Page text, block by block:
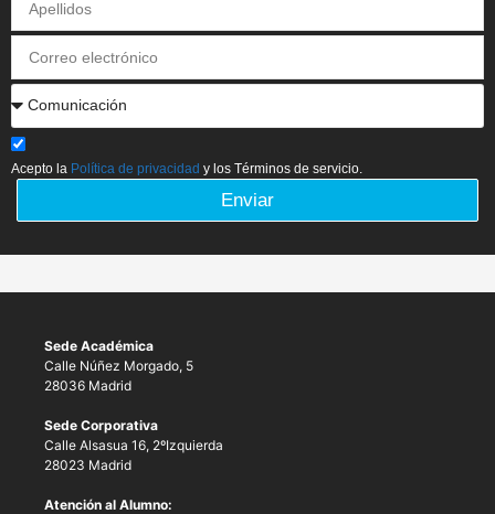
Acepto la Política de privacidad y los Términos de servicio.
Enviar
Sede Académica
Calle Núñez Morgado, 5
28036 Madrid
Sede Corporativa
Calle Alsasua 16, 2ºIzquierda
28023 Madrid
Atención al Alumno: